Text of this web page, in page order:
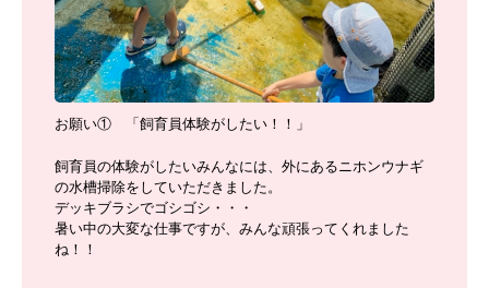
お願い① 「飼育員体験がしたい！！」
飼育員の体験がしたいみんなには、外にあるニホンウナギ
の水槽掃除をしていただきました。
デッキブラシでゴシゴシ・・・
暑い中の大変な仕事ですが、みんな頑張ってくれました
ね！！